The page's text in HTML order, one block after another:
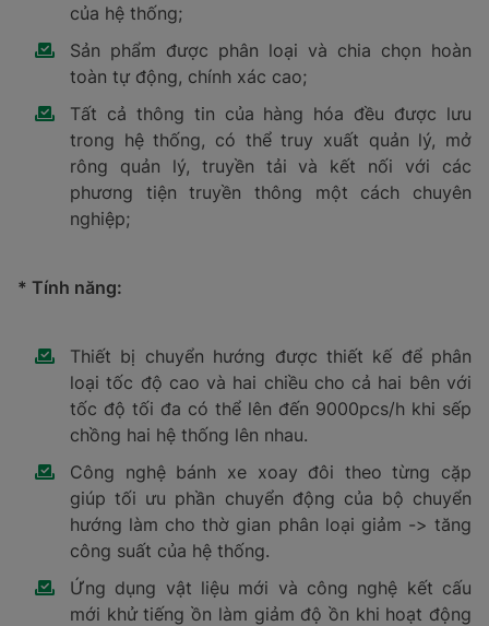
của hệ thống;
Sản phẩm được phân loại và chia chọn hoàn
toàn tự động, chính xác cao;
Tất cả thông tin của hàng hóa đều được lưu
trong hệ thống, có thể truy xuất quản lý, mở
rông quản lý, truyền tải và kết nối với các
phương tiện truyền thông một cách chuyên
nghiệp;
* Tính năng:
Thiết bị chuyển hướng được thiết kế để phân
loại tốc độ cao và hai chiều cho cả hai bên với
tốc độ tối đa có thể lên đến 9000pcs/h khi sếp
chồng hai hệ thống lên nhau.
Công nghệ bánh xe xoay đôi theo từng cặp
giúp tối ưu phần chuyển động của bộ chuyển
hướng làm cho thờ gian phân loại giảm -> tăng
công suất của hệ thống.
Ứng dụng vật liệu mới và công nghệ kết cấu
mới khử tiếng ồn làm giảm độ ồn khi hoạt động